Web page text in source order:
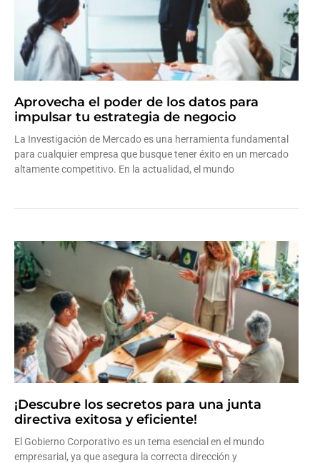
Aprovecha el poder de los datos para
impulsar tu estrategia de negocio
La Investigación de Mercado es una herramienta fundamental
para cualquier empresa que busque tener éxito en un mercado
altamente competitivo. En la actualidad, el mundo
¡Descubre los secretos para una junta
directiva exitosa y eficiente!
El Gobierno Corporativo es un tema esencial en el mundo
empresarial, ya que asegura la correcta dirección y